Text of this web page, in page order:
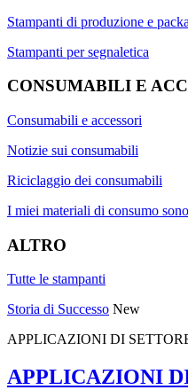
Stampanti di produzione e
Stampanti per segnaletica
CONSUMABILI E
Consumabili e accessori
Notizie sui consumabili
Riciclaggio dei consumabili
I miei materiali di consumo
ALTRO
Tutte le stampanti
Storia di Successo New
APPLICAZIONI DI
APPLICAZIONI